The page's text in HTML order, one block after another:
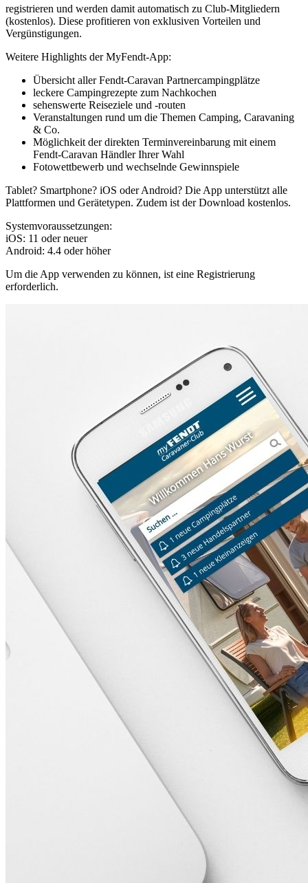
registrieren und werden damit automatisch zu Club-Mitgliedern
(kostenlos). Diese profitieren von exklusiven Vorteilen und
Vergünstigungen.
Weitere Highlights der MyFendt-App:
Übersicht aller Fendt-Caravan Partnercampingplätze
leckere Campingrezepte zum Nachkochen
sehenswerte Reiseziele und -routen
Veranstaltungen rund um die Themen Camping, Caravaning
& Co.
Möglichkeit der direkten Terminvereinbarung mit einem
Fendt-Caravan Händler Ihrer Wahl
Fotowettbewerb und wechselnde Gewinnspiele
Tablet? Smartphone? iOS oder Android? Die App unterstützt alle
Plattformen und Gerätetypen. Zudem ist der Download kostenlos.
Systemvoraussetzungen:
iOS: 11 oder neuer
Android: 4.4 oder höher
Um die App verwenden zu können, ist eine Registrierung
erforderlich.